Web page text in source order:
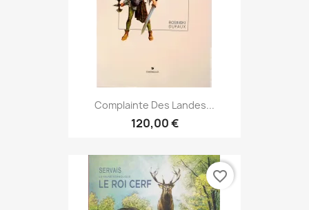
Complainte Des Landes...
120,00 €
favorite_border